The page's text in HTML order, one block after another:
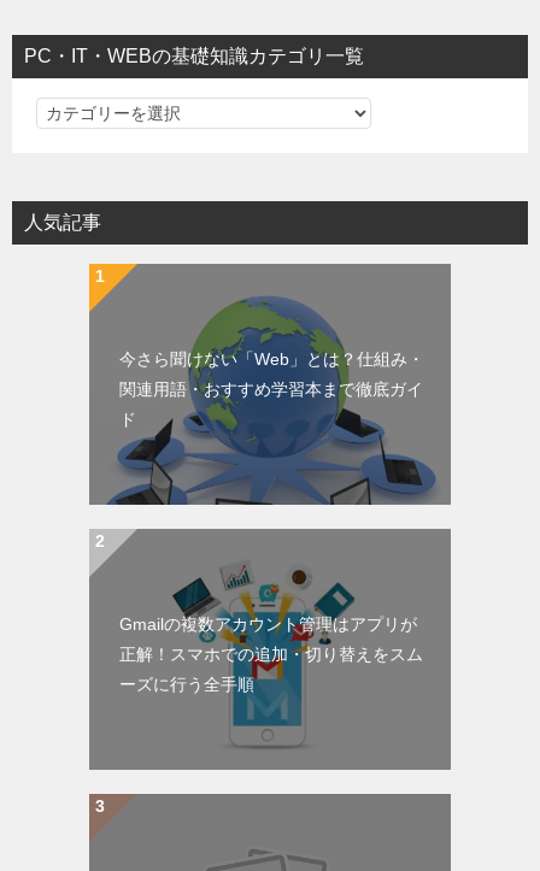
PC・IT・WEBの基礎知識カテゴリ一覧
PC・IT・WEBの基礎知識カテゴリ一覧
人気記事
今さら聞けない「Web」とは？仕組み・
関連用語・おすすめ学習本まで徹底ガイ
ド
Gmailの複数アカウント管理はアプリが
正解！スマホでの追加・切り替えをスム
ーズに行う全手順